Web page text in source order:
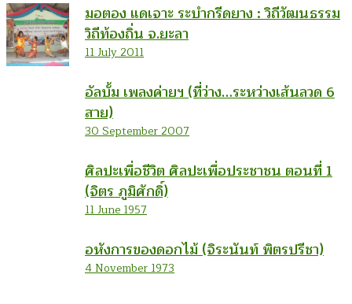
มอตอง แดเจาะ ระบำกรีดยาง : วิถีวัฒนธรรม
วิถีท้องถิ่น จ.ยะลา
11 July 2011
อัลบั้ม เพลงค่ายฯ (ที่ว่าง…ระหว่างเส้นลวด 6
สาย)
30 September 2007
ศิลปะเพื่อชีวิต ศิลปะเพื่อประชาชน ตอนที่ 1
(จิตร ภูมิศักดิ์)
11 June 1957
อหังการของดอกไม้ (จิระนันท์ พิตรปรีชา)
4 November 1973